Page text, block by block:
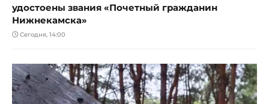
удостоены звания «Почетный гражданин
Нижнекамска»
Сегодня, 14:00